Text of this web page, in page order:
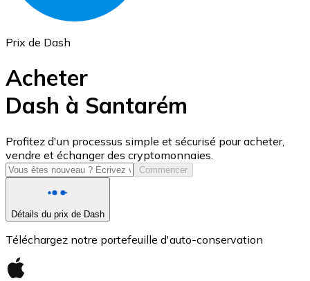
USD Coin
USDC
Prix de Dash
Acheter
Dash à Santarém
Profitez d'un processus simple et sécurisé pour acheter,
vendre et échanger des cryptomonnaies.
Commencer
Détails du prix de Dash
Téléchargez notre portefeuille d'auto-conservation